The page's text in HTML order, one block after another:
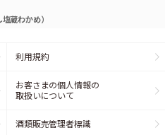
蔵わかめ）
利用規約
お客さまの個人情報の
取扱いについて
酒類販売管理者標識